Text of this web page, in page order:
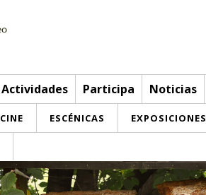
Actividades Participa Noticias
CINE ESCÉNICAS EXPOSICIONES